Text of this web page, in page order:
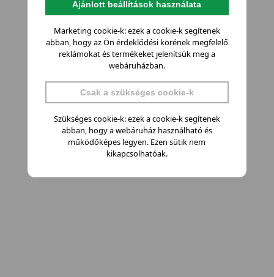
Ajánlott beállítások használata
Marketing cookie-k: ezek a cookie-k segítenek
abban, hogy az Ön érdeklődési körének megfelelő
reklámokat és termékeket jelenítsük meg a
webáruházban.
Csak a szükséges cookie-k
Szükséges cookie-k: ezek a cookie-k segítenek
abban, hogy a webáruház használható és
működőképes legyen. Ezen sütik nem
kikapcsolhatóak.